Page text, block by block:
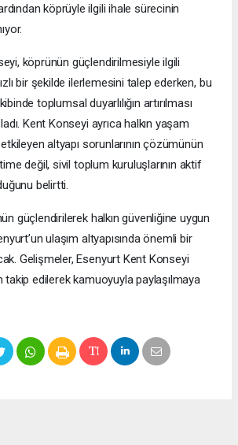
köprüyle ilgili ihale sürecinin
köprünün güçlendirilmesiyle ilgili
bir şekilde ilerlemesini talep ederken, bu
toplumsal duyarlılığın artırılması
Kent Konseyi ayrıca halkın yaşam
altyapı sorunlarının çözümünün
değil, sivil toplum kuruluşlarının aktif
belirtti.
güçlendirilerek halkın güvenliğine uygun
ulaşım altyapısında önemli bir
Gelişmeler, Esenyurt Kent Konseyi
takip edilerek kamuoyuyla paylaşılmaya